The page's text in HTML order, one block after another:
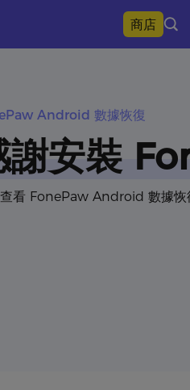
商店
Android 數據恢復
謝安裝
看 FonePaw Android 數據恢